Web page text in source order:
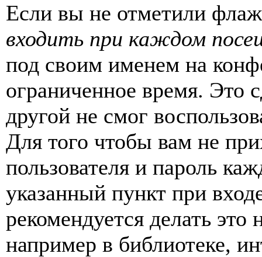
Если вы не отметили
входить при каждом
под своим именем на
ограниченное время. Это
другой не смог
Для того чтобы вам не
пользователя и пароль
указанный пункт при
рекомендуется делать
например в библиотеке,